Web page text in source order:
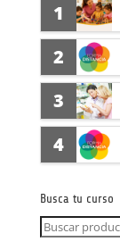
1
2
3
4
Busca tu curso
Buscar